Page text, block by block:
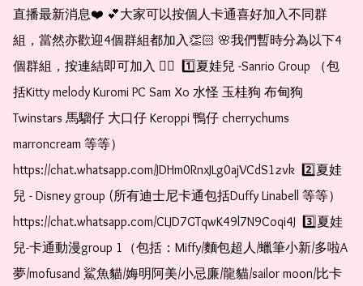
直播最新消息❤️ 💕大家可以按個人卡通喜好加入不同群
組，當然亦歡迎4個群組都加入👏🏻 🌸我們暫時分為以下4
個群組，按連結即可加入 👇🏻  1️⃣夏娃兒 -Sanrio Group （包
括Kitty melody Kuromi PC Sam Xo 水怪 玉桂狗 布甸狗
Twinstars 馬騮仔 大口仔 Keroppi 鴨仔 cherrychums
marroncream 等等）
https://chat.whatsapp.com/JDHm0RnxJLg0ajVCdS1zvk  2️⃣夏娃
兒 - Disney group (所有迪士尼卡通包括Duffy Linabell 等等）
https://chat.whatsapp.com/CLJD7GTqwK49l7N9Coqi4J  3️⃣夏娃
兒-卡通動漫group 1（包括：Miffy/麵包超人/蠟筆小新/多啦A
夢/mofusand 鯊魚貓/娒明阿美/小忌廉/龍貓/sailor moon/比卡